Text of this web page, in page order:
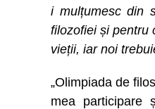
i mulțumesc din
filozofiei și pentru
vieții, iar noi
„Olimpiada de
mea participare